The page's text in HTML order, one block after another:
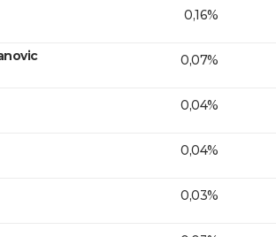
0,16%
0,07%
0,04%
0,04%
0,03%